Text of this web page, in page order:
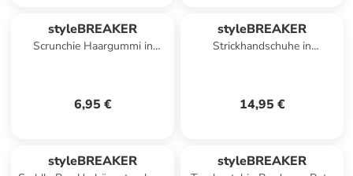
styleBREAKER
Scrunchie Haargummi in
6,95 €
styleBREAKER
Strickhandschuhe in
14,95 €
styleBREAKER styleBREAKER